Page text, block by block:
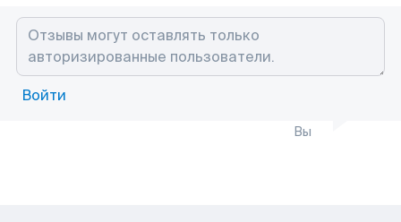
Войти
Вы